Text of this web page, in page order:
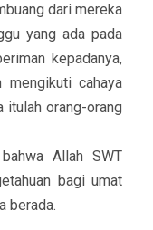
dari mereka
yang ada pada
kepadanya,
mengikuti cahaya
itulah orang-orang
Allah SWT
bagi umat
berada.